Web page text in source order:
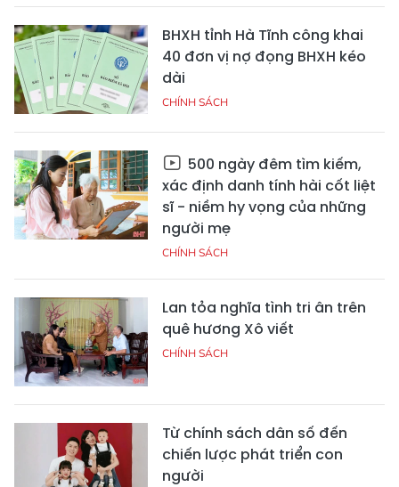
BHXH tỉnh Hà Tĩnh công khai
40 đơn vị nợ đọng BHXH kéo
dài
CHÍNH SÁCH
500 ngày đêm tìm kiếm,
xác định danh tính hài cốt liệt
sĩ - niềm hy vọng của những
người mẹ
CHÍNH SÁCH
Lan tỏa nghĩa tình tri ân trên
quê hương Xô viết
CHÍNH SÁCH
Từ chính sách dân số đến
chiến lược phát triển con
người